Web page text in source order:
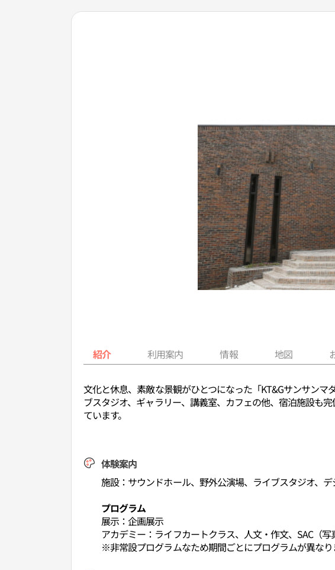
紹介 利用案内 情報 地図
文化と休息、素敵な景観がひとつになった「KT&Gサンサン
ブスタジオ、ギャラリー、講義室、カフェの他、宿泊施設も
ています。
体験案内
施設：サウンドホール、野外公演場、ライブスタジオ、
プログラム
展示：企画展示
アカデミー：ライフカートクラス、人文・作文、SAC（写
※非常設プログラムなため期間ごとにプログラムが異な